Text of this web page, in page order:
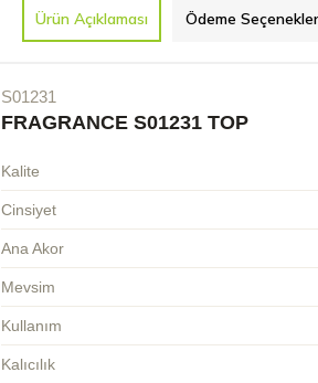
Ürün Açıklaması Ödeme
S01231
FRAGRANCE S01231 TOP
Kalite
Cinsiyet
Ana Akor
Mevsim
Kullanım
Kalıcılık